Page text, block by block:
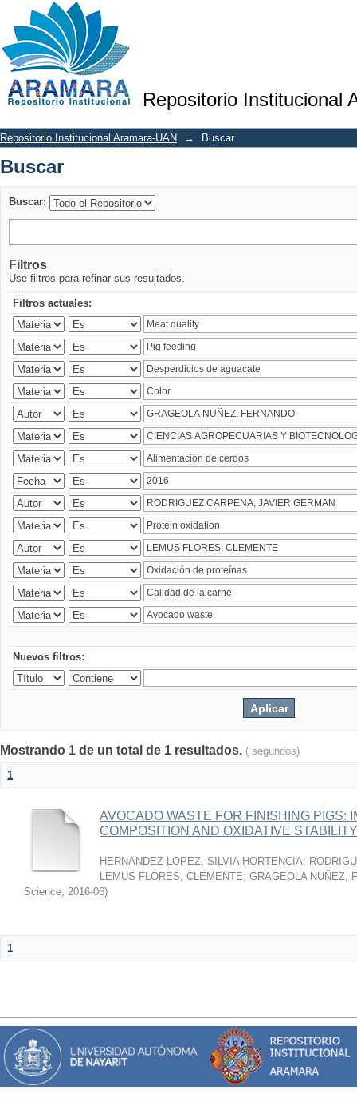
Repositorio Institucional
Buscar
Repositorio Institucional Aramara-UAN → Buscar
Buscar
Buscar:
Filtros
Use filtros para refinar sus resultados.
Filtros actuales:
Nuevos filtros:
Mostrando 1 de un total de 1 resultados. ( segundos)
1
AVOCADO WASTE FOR FINISHING PIGS:
COMPOSITION AND OXIDATIVE
HERNANDEZ LOPEZ, SILVIA HORTENCIA;
LEMUS FLORES, CLEMENTE; GRAGEOLA NUÑEZ,
Science, 2016-06)
1